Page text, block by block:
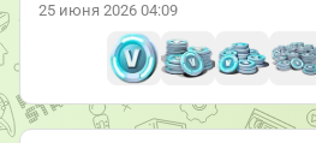
25 июня 2026 04:09